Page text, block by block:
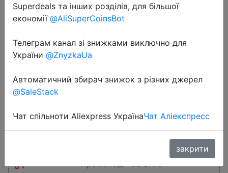
AMD Ryzen 7 5700X R7 5700X
3.4GHz 8-Core 16-Thread PCIE4.0
100-000000926 LGA AM4 No Fan
$87.02
Промокод:"CDUA10"
Superdeals та інших розділів, для більшої
економії @AliSuperCoinsBot
Телеграм канал зі знижками виключно для
України @ZnyzkaUa
Автоматичний збирач знижок з різних джерел
@SaleStack
Чат спільноти Aliexpress УкраїнаЧат Аліекспресс
закрити